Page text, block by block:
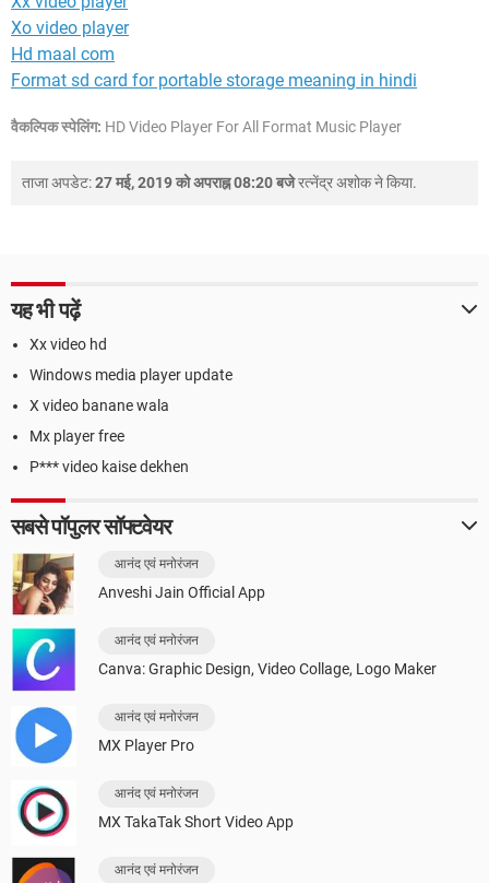
Xo video player
Hd maal com
Format sd card for portable storage meaning in hindi
वैकल्पिक स्पेलिंग: HD Video Player For All Format Music Player
ताजा अपडेट:27 मई, 2019 को अपराह्न 08:20 बजेरत्नेंद्र अशोकने किया.
यह भी पढ़ें
Xx video hd
Windows media player update
X video banane wala
Mx player free
P*** video kaise dekhen
सबसे पॉपुलर सॉफ्टवेयर
आनंद एवं मनोरंजन
Anveshi Jain Official App
आनंद एवं मनोरंजन
Canva: Graphic Design, Video Collage, Logo Maker
आनंद एवं मनोरंजन
MX Player Pro
आनंद एवं मनोरंजन
MX TakaTak Short Video App
आनंद एवं मनोरंजन